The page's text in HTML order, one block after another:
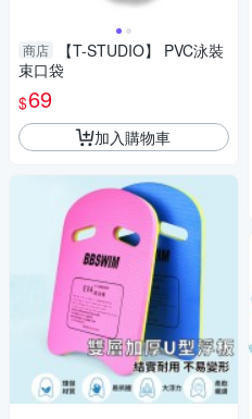
商店
【T-STUDIO】 PVC泳裝
束口袋
$69
加入購物車